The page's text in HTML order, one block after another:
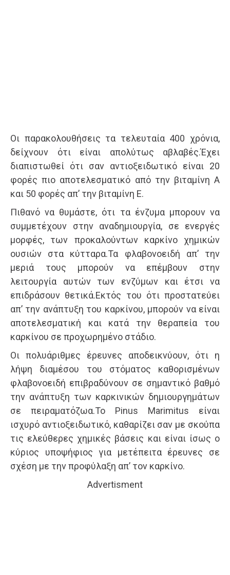
Οι παρακολουθήσεις τα τελευταία 400 χρόνια,
δείχνουν ότι είναι απολύτως αβλαβές.Έχει
διαπιστωθεί ότι σαν αντιοξειδωτικό είναι 20
φορές πιο αποτελεσματικό από την βιταμίνη Α
και 50 φορές απ’ την βιταμίνη Ε.
Πιθανό να θυμάστε, ότι τα ένζυμα μπορουν να
συμμετέχουν στην αναδημιουργία, σε ενεργές
μορφές, των προκαλούντων καρκίνο χημικών
ουσιών στα κύτταρα.Τα φλαβονοειδή απ’ την
μεριά τους μπορούν να επέμβουν στην
λειτουργία αυτών των ενζύμων και έτσι να
επιδράσουν θετικά.Εκτός του ότι προστατεύει
απ’ την ανάπτυξη του καρκίνου, μπορούν να είναι
αποτελεσματική και κατά την θεραπεία του
καρκίνου σε προχωρημένο στάδιο.
Οι πολυάριθμες έρευνες αποδεικνύουν, ότι η
λήψη διαμέσου του στόματος καθορισμένων
φλαβονοειδή επιβραδύνουν σε σημαντικό βαθμό
την ανάπτυξη των καρκινικών δημιουργημάτων
σε πειραματόζωα.To Pinus Marimitus είναι
ισχυρό αντιοξειδωτικό, καθαρίζει σαν με σκούπα
τις ελεύθερες χημικές βάσεις και είναι ίσως ο
κύριος υποψήφιος για μετέπειτα έρευνες σε
σχέση με την προφύλαξη απ’ τον καρκίνο.
Advertisment